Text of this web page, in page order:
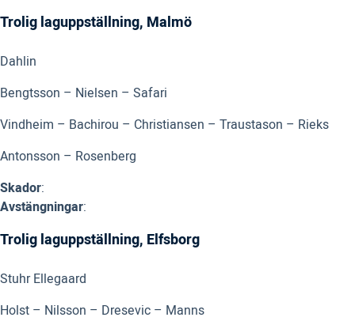
Trolig laguppställning, Malmö
Dahlin
Bengtsson – Nielsen – Safari
Vindheim – Bachirou – Christiansen – Traustason – Rieks
Antonsson – Rosenberg
Skador:
Avstängningar:
Trolig laguppställning, Elfsborg
Stuhr Ellegaard
Holst – Nilsson – Dresevic – Manns